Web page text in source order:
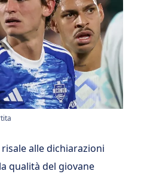
alle dichiarazioni
qualità del giovane